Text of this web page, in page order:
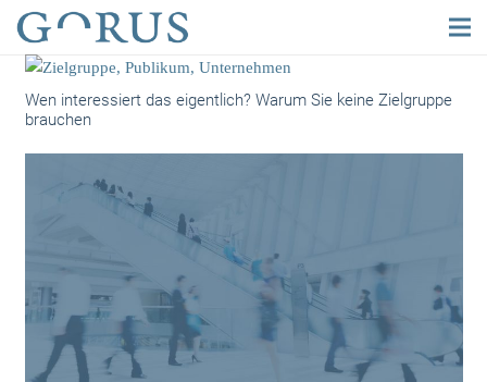
Wen interessiert das eigentlich? Warum Sie keine Zielgruppe
brauchen